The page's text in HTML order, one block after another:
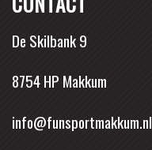
De Skilbank 9
8754 HP Makkum
info@funsportmakkum.nl